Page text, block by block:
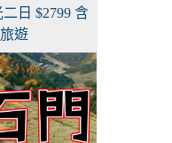
日 $2799 含
遊